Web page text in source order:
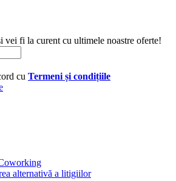
vei fi la curent cu ultimele noastre oferte!
cu Termeni și condițiile
alternativă a litigiilor